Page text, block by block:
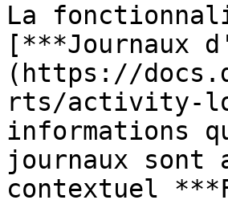
La
[***Journaux
(https://
rts/activity-
informations
journaux sont
contextuel